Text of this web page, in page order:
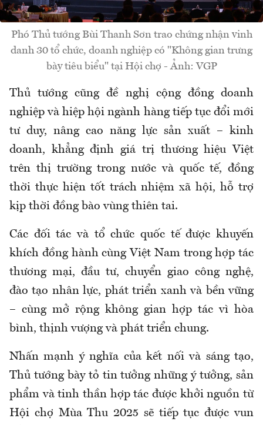
Phó Thủ tướng Bùi Thanh Sơn trao chứng nhận vinh
danh 30 tổ chức, doanh nghiệp có "Không gian trưng
bày tiêu biểu" tại Hội chợ - Ảnh: VGP
Thủ tướng cũng đề nghị cộng đồng doanh
nghiệp và hiệp hội ngành hàng tiếp tục đổi mới
tư duy, nâng cao năng lực sản xuất – kinh
doanh, khẳng định giá trị thương hiệu Việt
trên thị trường trong nước và quốc tế, đồng
thời thực hiện tốt trách nhiệm xã hội, hỗ trợ
kịp thời đồng bào vùng thiên tai.
Các đối tác và tổ chức quốc tế được khuyến
khích đồng hành cùng Việt Nam trong hợp tác
thương mại, đầu tư, chuyển giao công nghệ,
đào tạo nhân lực, phát triển xanh và bền vững
– cùng mở rộng không gian hợp tác vì hòa
bình, thịnh vượng và phát triển chung.
Nhấn mạnh ý nghĩa của kết nối và sáng tạo,
Thủ tướng bày tỏ tin tưởng những ý tưởng, sản
phẩm và tinh thần hợp tác được khởi nguồn từ
Hội chợ Mùa Thu 2025 sẽ tiếp tục được vun